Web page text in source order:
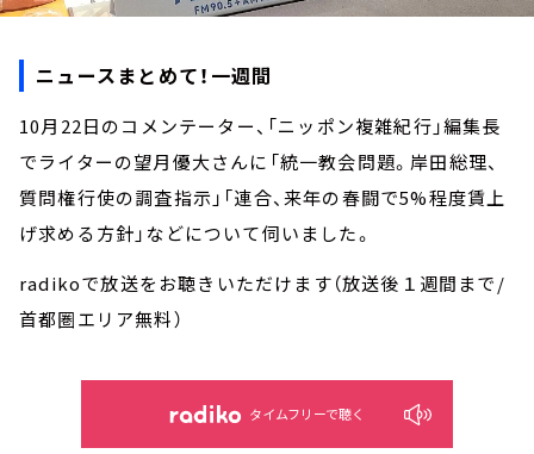
ニュースまとめて！一週間
10月22日のコメンテーター、「ニッポン複雑紀行」編集長
でライターの望月優大さんに「統一教会問題。岸田総理、
質問権行使の調査指示」「連合、来年の春闘で5%程度賃上
げ求める方針」などについて伺いました。
radikoで放送をお聴きいただけます（放送後１週間まで/
首都圏エリア無料）
タイムフリーで聴く